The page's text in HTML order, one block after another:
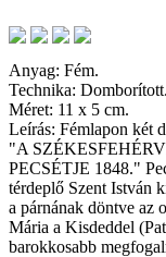
Anyag: Fém.
Technika: Domborított.
Méret: 11 x 5 cm.
Leírás: Fémlapon két
"A
PECSÉTJE 1848."
térdeplő Szent István
a párnának döntve az
Mária a Kisdeddel
barokkosabb